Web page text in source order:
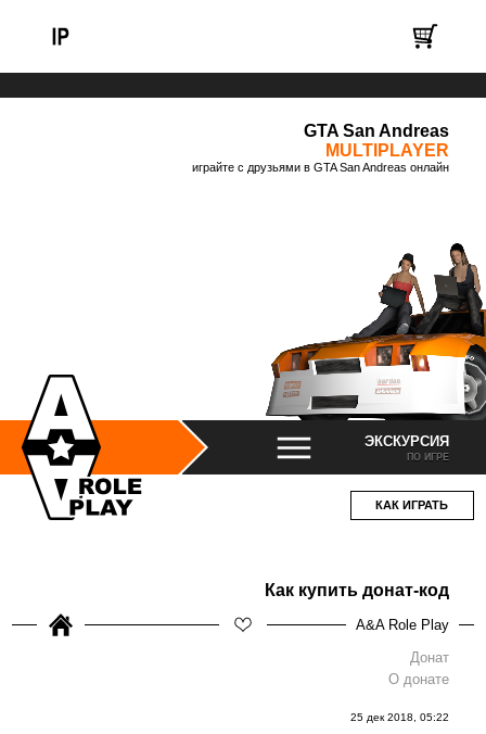
GTA San Andreas
MULTIPLAYER
играйте с друзьями в GTA San Andreas онлайн
ЭКСКУРСИЯ
ПО ИГРЕ
КАК ИГРАТЬ
Как купить донат-код
A&A Role Play
Донат
О донате
25 дек 2018, 05:22